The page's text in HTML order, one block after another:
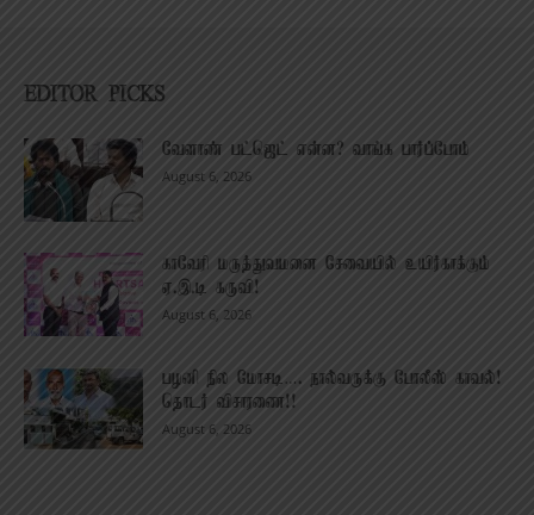
EDITOR PICKS
வேளாண் பட்ஜெட் என்ன? வாங்க பார்ப்போம்
August 6, 2026
காவேரி மருத்துவமனை சேவையில் உயிர்காக்கும்
ஏ.இ.டி கருவி!
August 6, 2026
பழனி நில மோசடி…. நால்வருக்கு போலீஸ் காவல்!
தொடர் விசாரணை!!
August 6, 2026